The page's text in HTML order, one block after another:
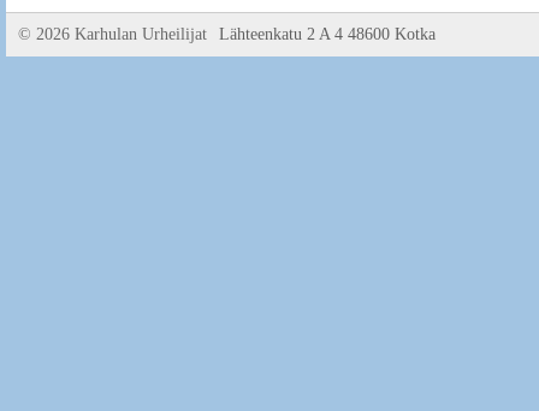
© 2026 Karhulan Urheilijat Lähteenkatu 2 A 4 48600 Kotka